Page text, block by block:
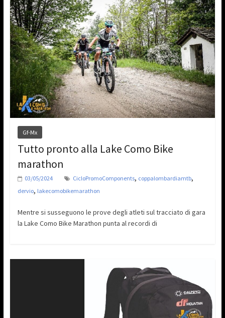
Gf-Mx
Tutto pronto alla Lake Como Bike
marathon
03/05/2024 CicloPromoComponents, coppalombardiamtb,
dervio, lakecomobikemarathon
Mentre si susseguono le prove degli atleti sul tracciato di gara
la Lake Como Bike Marathon punta al recordi di